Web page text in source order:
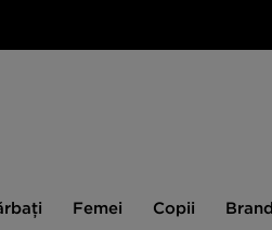
Femei Copii